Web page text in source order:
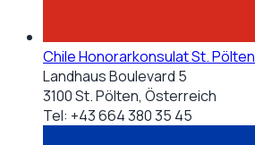
Chile Honorarkonsulat St. Pölten
Landhaus Boulevard 5
3100 St. Pölten, Österreich
Tel: +43 664 380 35 45